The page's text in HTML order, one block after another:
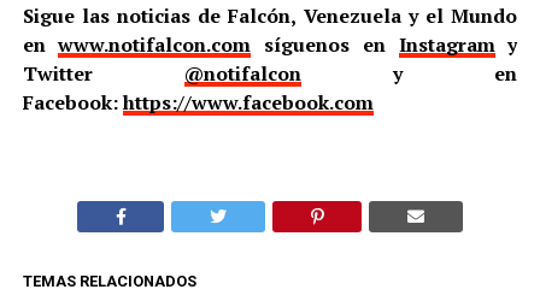
Sigue las noticias de Falcón, Venezuela y el Mundo
enwww.notifalcon.com síguenos en Instagramy
Twitter @notifalcony en
Facebook:https://www.facebook.com
TEMAS RELACIONADOS